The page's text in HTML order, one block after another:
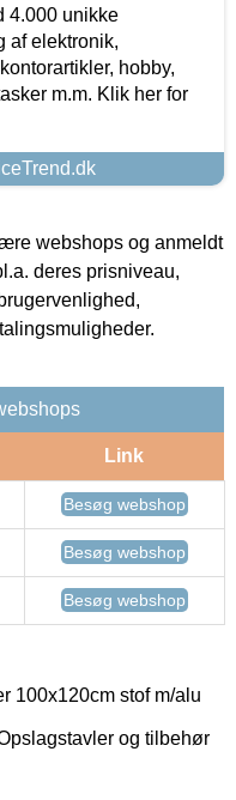
4.000 unikke
af elektronik,
hobby,
m.m. Klik her for
webshops og anmeldt
deres prisniveau,
Link
Besøg webshop
Besøg webshop
Besøg webshop
100x120cm stof m/alu
og tilbehør